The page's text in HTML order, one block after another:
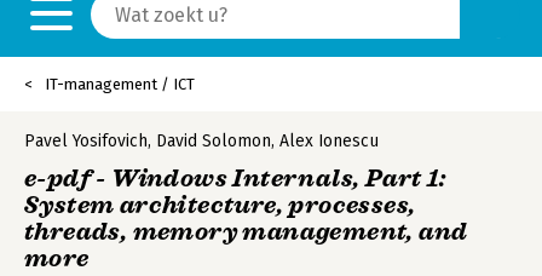
IT-management / ICT
Pavel Yosifovich, David Solomon, Alex Ionescu
e-pdf - Windows Internals, Part 1:
System architecture, processes,
threads, memory management, and
more